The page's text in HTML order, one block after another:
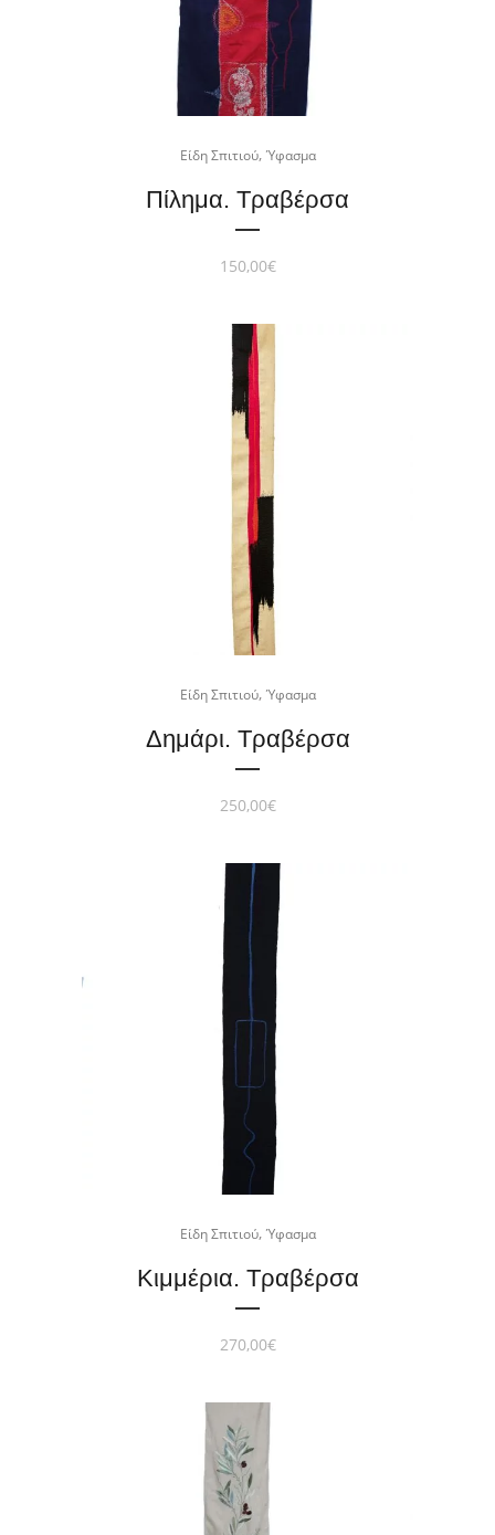
Είδη Σπιτιού, Ύφασμα
Πίλημα. Τραβέρσα
150,00€
Είδη Σπιτιού, Ύφασμα
Δημάρι. Τραβέρσα
250,00€
Είδη Σπιτιού, Ύφασμα
Κιμμέρια. Τραβέρσα
270,00€